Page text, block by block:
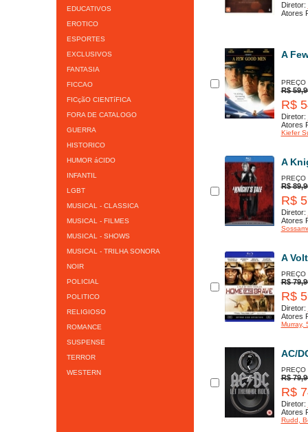
EDUCATIVOS
EROTICO
ESPORTES
EXCLUSIVOS
FANTASIA
FICCAO
FICçãO CIENTíFICA
FORA DE CATALOGO
GUERRA
HISTORICO
HUMOR áCIDO
INFANTIL
LGBT
MUSICAL - CLASSICA
MUSICAL - FILMES
MUSICAL - SHOWS
MUSICAL - TRILHA SONORA
NOIR
POLICIAL
POLITICO
RELIGIOSO
ROMANCE
SUSPENSE
TERROR
WESTERN
Diretor:
Atores
A
PREÇO
R$
R$
Diretor:
Atores
Kiefer
A
PREÇO
R$
R$
Diretor:
Atores
A
PREÇO
R$
R$
Diretor:
Atores
Murray,
AC/
PREÇO
R$
R$
Diretor:
Atores
Rudd ,